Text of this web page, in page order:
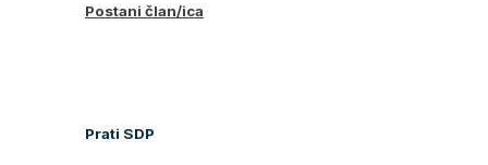
Postani član/ica
Prati SDP